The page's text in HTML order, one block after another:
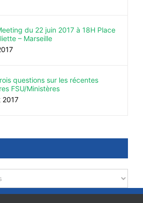
du 22 juin 2017 à 18H Place
– Marseille
questions sur les récentes
FSU/Ministères
2017